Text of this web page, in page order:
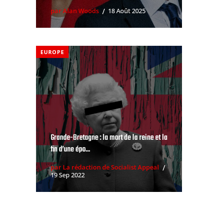
par Alan Woods 18 Août 2025
EUROPE
Grande-Bretagne : la mort de la reine et la
fin d’une épo...
par La rédaction de Socialist Appeal
19 Sep 2022